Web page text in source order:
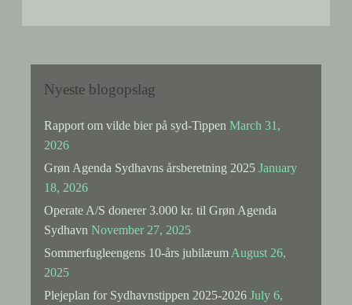
i
Fire
blev
og
aflives
Nyeste blogopslag
Rapport om vilde bier på syd-Tippen March 31,
2026
Grøn Agenda Sydhavns årsberetning 2025 January
18, 2026
Operate A/S donerer 3.000 kr. til Grøn Agenda
Sydhavn November 27, 2025
Sommerfugleengens 10-års jubilæum August 26,
2025
Plejeplan for Sydhavnstippen 2025-2026 July 6,